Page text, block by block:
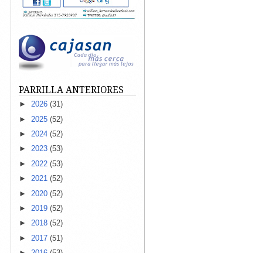
PARRILLA ANTERIORES
► 2026 (31)
► 2025 (52)
► 2024 (52)
► 2023 (53)
► 2022 (53)
► 2021 (52)
► 2020 (52)
► 2019 (52)
► 2018 (52)
► 2017 (51)